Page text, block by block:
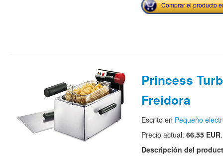
Comprar el producto
Princess
Freidora
Escrito en Pequeño
Precio actual: 66.55 EUR.
Descripción del